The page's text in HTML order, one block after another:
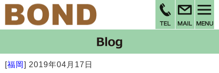
[福岡] 2019年04月17日